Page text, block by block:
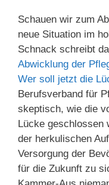
Schauen wir zum
neue Situation im
Schnack schreibt
Abwicklung der
Wer soll jetzt die
Berufsverband für
skeptisch, wie die
Lücke geschlossen
der herkulischen
Versorgung der
für die Zukunft zu